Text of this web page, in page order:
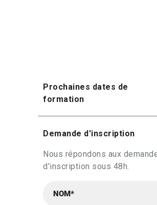
Prochaines dates de
formation
Demande d'inscription
Nous répondons aux
d'inscription sous 48h.